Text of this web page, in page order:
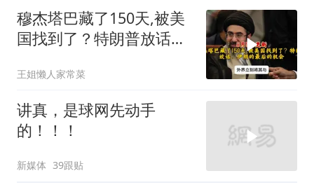
穆杰塔巴藏了150天,被美
国找到了？特朗普放话：
王姐懒人家常菜
讲真，是球网先动手
的！！！
新媒体 39跟贴